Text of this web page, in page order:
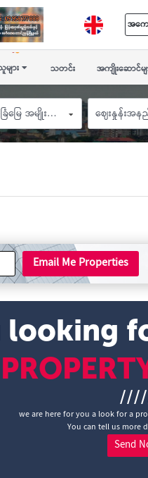
အက
ျား သတင်း အကျိုးဆောင်မျ
အိမ်ခြံမြေ အမျိုးအစား ဈေးနှုန်းအန
Email Me Properties
looking
we are here for you a look for a
You can tell us more
Send